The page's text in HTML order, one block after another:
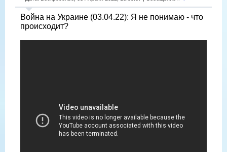
Война на Украине (03.04.22): Я не понимаю - что
происходит?